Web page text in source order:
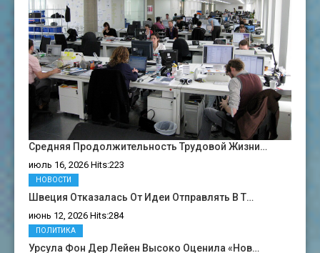
Средняя Продолжительность Трудовой Жизни…
июль 16, 2026 Hits:223
Швеция Отказалась От Идеи Отправлять В Т…
июнь 12, 2026 Hits:284
НОВОСТИ
Урсула Фон Дер Лейен Высоко Оценила «нов…
ПОЛИТИКА